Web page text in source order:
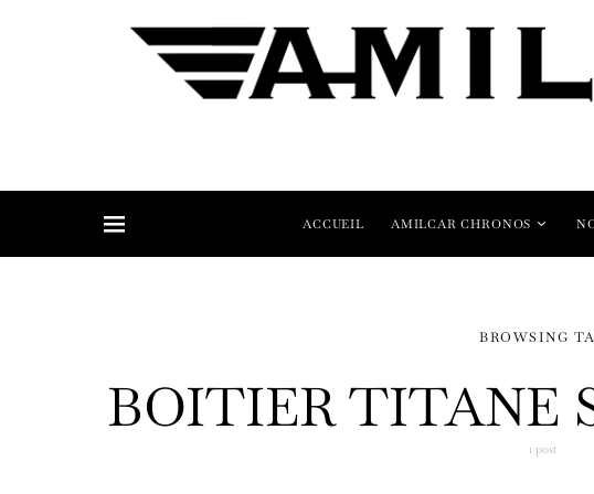
ACCUEIL AMILCAR CHRONOS
BROWSING
BOITIER TITANE
1 post